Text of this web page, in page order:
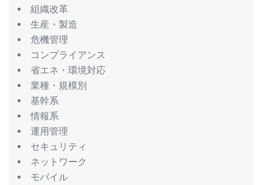
組織改革
生産・製造
危機管理
コンプライアンス
省エネ・環境対応
業種・規模別
基幹系
情報系
運用管理
セキュリティ
ネットワーク
モバイル